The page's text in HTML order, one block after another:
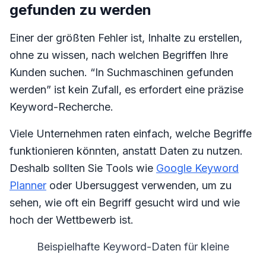
gefunden zu werden
Einer der größten Fehler ist, Inhalte zu erstellen,
ohne zu wissen, nach welchen Begriffen Ihre
Kunden suchen. “In Suchmaschinen gefunden
werden” ist kein Zufall, es erfordert eine präzise
Keyword-Recherche.
Viele Unternehmen raten einfach, welche Begriffe
funktionieren könnten, anstatt Daten zu nutzen.
Deshalb sollten Sie Tools wie Google Keyword
Planner oder Ubersuggest verwenden, um zu
sehen, wie oft ein Begriff gesucht wird und wie
hoch der Wettbewerb ist.
Beispielhafte Keyword-Daten für kleine